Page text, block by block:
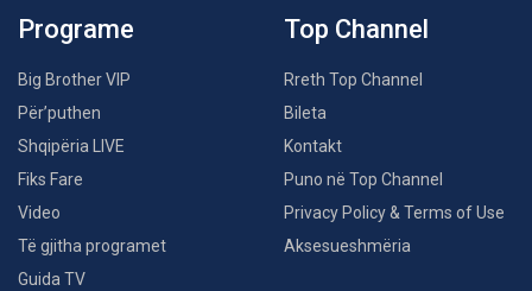
Programe
Big Brother VIP
Për’puthen
Shqipëria LIVE
Fiks Fare
Video
Të gjitha programet
Guida TV
Top Channel
Rreth Top Channel
Bileta
Kontakt
Puno në Top Channel
Privacy Policy & Terms of Use
Aksesueshmëria